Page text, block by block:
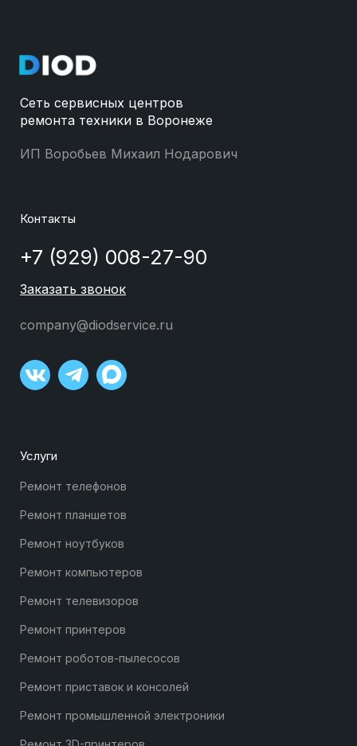
Сеть сервисных центров
ремонта техники в Воронеже
ИП Воробьев Михаил Нодарович
Контакты
+7 (929) 008-27-90
Заказать звонок
company@diodservice.ru
Услуги
Ремонт телефонов
Ремонт планшетов
Ремонт ноутбуков
Ремонт компьютеров
Ремонт телевизоров
Ремонт принтеров
Ремонт роботов-пылесосов
Ремонт приставок и консолей
Ремонт промышленной электроники